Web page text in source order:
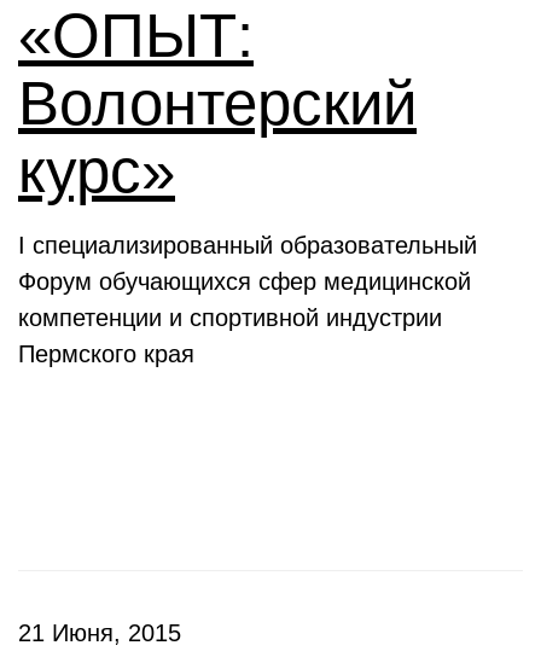
«ОПЫТ:
Волонтерский
курс»
I специализированный образовательный
Форум обучающихся сфер медицинской
компетенции и спортивной индустрии
Пермского края
21 Июня, 2015